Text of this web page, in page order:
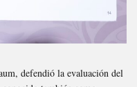
defendió la evaluación del